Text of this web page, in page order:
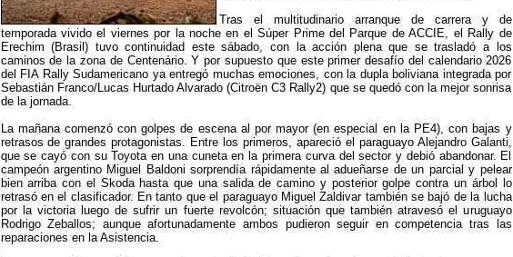
Tras el multitudinario arranque de carrera y de
temporada vivido el viernes por la noche en el Súper Prime del Parque de ACCIE, el Rally de
Erechim (Brasil) tuvo continuidad este sábado, con la acción plena que se trasladó a los
caminos de la zona de Centenário. Y por supuesto que este primer desafío del calendario 2026
del FIA Rally Sudamericano ya entregó muchas emociones, con la dupla boliviana integrada por
Sebastián Franco/Lucas Hurtado Alvarado (Citroën C3 Rally2) que se quedó con la mejor sonrisa
de la jornada.
La mañana comenzó con golpes de escena al por mayor (en especial en la PE4), con bajas y
retrasos de grandes protagonistas. Entre los primeros, apareció el paraguayo Alejandro Galanti,
que se cayó con su Toyota en una cuneta en la primera curva del sector y debió abandonar. El
campeón argentino Miguel Baldoni sorprendía rápidamente al adueñarse de un parcial y pelear
bien arriba con el Skoda hasta que una salida de camino y posterior golpe contra un árbol lo
retrasó en el clasificador. En tanto que el paraguayo Miguel Zaldivar también se bajó de la lucha
por la victoria luego de sufrir un fuerte revolcón; situación que también atravesó el uruguayo
Rodrigo Zeballos; aunque afortunadamente ambos pudieron seguir en competencia tras las
reparaciones en la Asistencia.